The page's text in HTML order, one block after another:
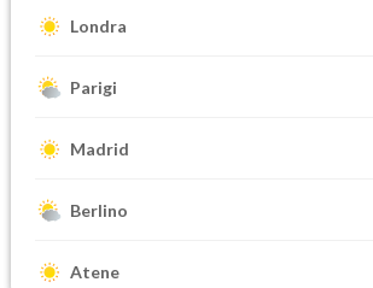
Londra
Parigi
Madrid
Berlino
Atene